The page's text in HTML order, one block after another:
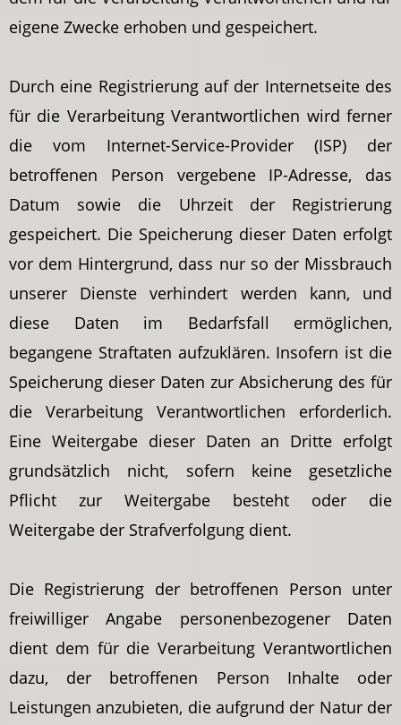
eigene Zwecke erhoben und gespeichert.
Durch eine Registrierung auf der Internetseite des
für die Verarbeitung Verantwortlichen wird ferner
die vom Internet-Service-Provider (ISP) der
betroffenen Person vergebene IP-Adresse, das
Datum sowie die Uhrzeit der Registrierung
gespeichert. Die Speicherung dieser Daten erfolgt
vor dem Hintergrund, dass nur so der Missbrauch
unserer Dienste verhindert werden kann, und
diese Daten im Bedarfsfall ermöglichen,
begangene Straftaten aufzuklären. Insofern ist die
Speicherung dieser Daten zur Absicherung des für
die Verarbeitung Verantwortlichen erforderlich.
Eine Weitergabe dieser Daten an Dritte erfolgt
grundsätzlich nicht, sofern keine gesetzliche
Pflicht zur Weitergabe besteht oder die
Weitergabe der Strafverfolgung dient.
Die Registrierung der betroffenen Person unter
freiwilliger Angabe personenbezogener Daten
dient dem für die Verarbeitung Verantwortlichen
dazu, der betroffenen Person Inhalte oder
Leistungen anzubieten, die aufgrund der Natur der